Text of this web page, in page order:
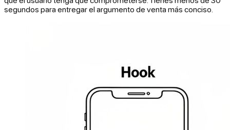
segundos para entregar el argumento de venta más conciso.